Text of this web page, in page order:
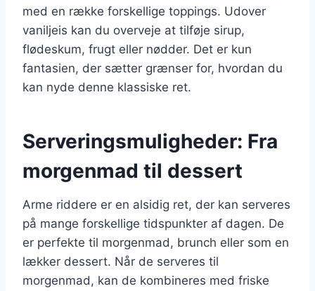
med en række forskellige toppings. Udover
vaniljeis kan du overveje at tilføje sirup,
flødeskum, frugt eller nødder. Det er kun
fantasien, der sætter grænser for, hvordan du
kan nyde denne klassiske ret.
Serveringsmuligheder: Fra
morgenmad til dessert
Arme riddere er en alsidig ret, der kan serveres
på mange forskellige tidspunkter af dagen. De
er perfekte til morgenmad, brunch eller som en
lækker dessert. Når de serveres til
morgenmad, kan de kombineres med friske